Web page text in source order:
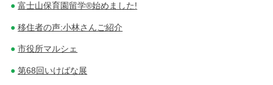
富士山保育園留学®始めました!
移住者の声:小林さんご紹介
市役所マルシェ
第68回いけばな展